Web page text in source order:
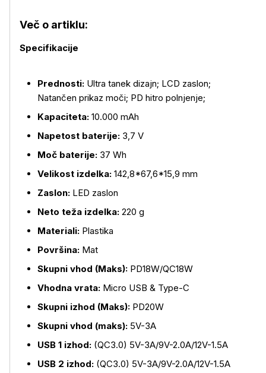
Več o izdelku
Več o artiklu:
Specifikacije
Prednosti: Ultra tanek dizajn; LCD zaslon;
Natančen prikaz moči; PD hitro polnjenje;
Kapaciteta: 10.000 mAh
Napetost baterije: 3,7 V
Moč baterije: 37 Wh
Velikost izdelka: 142,8*67,6*15,9 mm
Zaslon: LED zaslon
Neto teža izdelka: 220 g
Materiali: Plastika
Površina: Mat
Skupni vhod (Maks): PD18W/QC18W
Vhodna vrata: Micro USB & Type-C
Skupni izhod (Maks): PD20W
Skupni vhod (maks): 5V-3A
USB 1 izhod: (QC3.0) 5V-3A/9V-2.0A/12V-1.5A
USB 2 izhod: (QC3.0) 5V-3A/9V-2.0A/12V-1.5A